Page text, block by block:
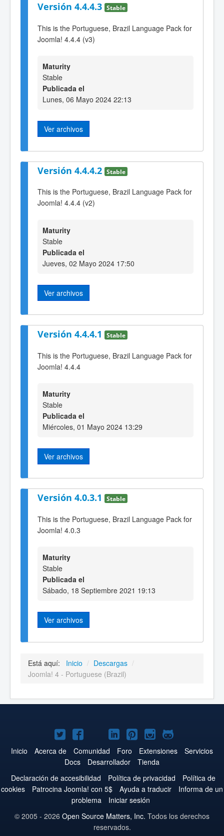
Versión 4.4.4.3 Stable
This is the Portuguese, Brazil Language Pack for
Joomla! 4.4.4 (v3)
Maturity
Stable
Publicada el
Lunes, 06 Mayo 2024 22:13
Ver archivos
Versión 4.4.4.2 Stable
This is the Portuguese, Brazil Language Pack for
Joomla! 4.4.4 (v2)
Maturity
Stable
Publicada el
Jueves, 02 Mayo 2024 17:50
Ver archivos
Versión 4.4.4.1 Stable
This is the Portuguese, Brazil Language Pack for
Joomla! 4.4.4
Maturity
Stable
Publicada el
Miércoles, 01 Mayo 2024 13:29
Ver archivos
Versión 4.0.3.1 Stable
This is the Portuguese, Brazil Language Pack for
Joomla! 4.0.3
Maturity
Stable
Publicada el
Sábado, 18 Septiembre 2021 19:13
Ver archivos
Está aquí: Inicio / Descargas /
Joomla! 4 - Portuguese (Brazil)
Joomla!
en
Twitter
Joomla!
en
Facebook
Joomla!
en
YouTube
Joomla!
en
LinkedIn
Joomla!
en
Pinterest
Joomla!
en
Instagram
Joomla!
en
Inicio Acerca de Comunidad Foro Extensiones
Servicios
Docs
Desarrollador
Tienda
Declaración de accesibilidad
Política de privacidad
Política de
cookies
Patrocina Joomla! con 5$ Ayuda a traducir
Informa de un
problema
Iniciar sesión
© 2005 - 2026 Open Source Matters, Inc. Todos los derechos
reservados.